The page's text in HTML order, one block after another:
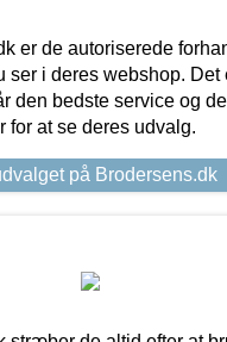
er de autoriserede
i deres webshop. Det
den bedste service og
for at se deres udvalg.
på Brodersens.dk